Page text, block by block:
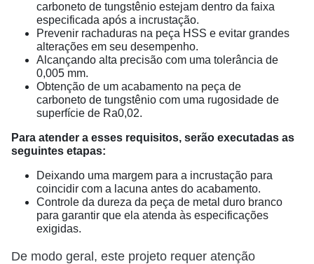
carboneto de tungstênio estejam dentro da faixa
especificada após a incrustação.
Prevenir rachaduras na peça HSS e evitar grandes
alterações em seu desempenho.
Alcançando alta precisão com uma tolerância de
0,005 mm.
Obtenção de um acabamento na peça de
carboneto de tungstênio com uma rugosidade de
superfície de Ra0,02.
Para atender a esses requisitos, serão executadas as
seguintes etapas:
Deixando uma margem para a incrustação para
coincidir com a lacuna antes do acabamento.
Controle da dureza da peça de metal duro branco
para garantir que ela atenda às especificações
exigidas.
De modo geral, este projeto requer atenção